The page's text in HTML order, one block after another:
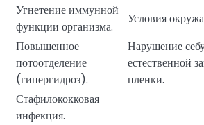
Угнетение иммунной
функции организма.
Условия
Повышенное
потоотделение
(гипергидроз).
Нарушение
естественной
пленки.
Стафилококковая
инфекция.